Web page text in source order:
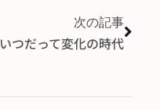
次の記事
いつだって変化の時代